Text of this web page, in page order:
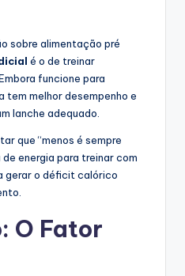
sobre alimentação pré
é o de treinar
funcione para
tem melhor desempenho e
lanche adequado.
que “menos é sempre
energia para treinar com
gerar o déficit calórico
O Fator